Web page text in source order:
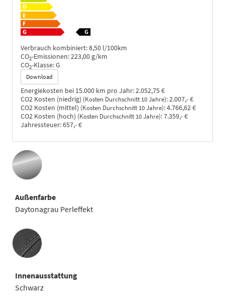
Verbrauch kombiniert:8,50 l/100km
CO2-Emissionen:223,00 g/km
CO2-Klasse:G
Download
Energiekosten bei 15.000 km pro Jahr:2.052,75 €
CO2 Kosten (niedrig) (Kosten Durchschnitt 10 Jahre):2.007,- €
CO2 Kosten (mittel) (Kosten Durchschnitt 10 Jahre):4.766,62 €
CO2 Kosten (hoch) (Kosten Durchschnitt 10 Jahre):7.359,- €
Jahressteuer:657,- €
Außenfarbe
Daytonagrau Perleffekt
Innenausstattung
Innenausstattung
Schwarz